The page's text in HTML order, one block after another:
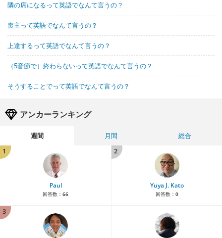
隣の席になるって英語でなんて言うの？
喪主って英語でなんて言うの？
上達するって英語でなんて言うの？
（5音節で）終わらないって英語でなんて言うの？
そうすることでって英語でなんて言うの？
アンカーランキング
週間 月間
総合
1
Paul
回答数： 66
2
Yuya J. Kato
回答数： 0
3